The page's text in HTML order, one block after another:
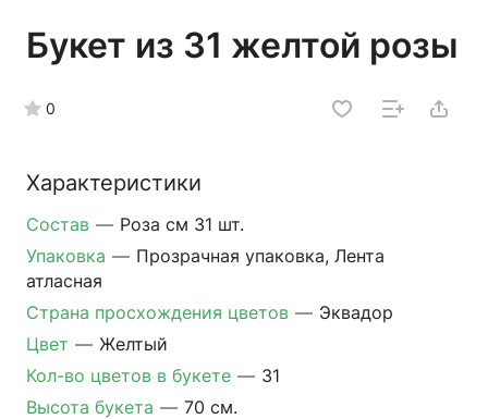
Букет из 31 желтой розы
0
Характеристики
Состав — Роза см 31 шт.
Упаковка — Прозрачная упаковка, Лента
атласная
Страна просхождения цветов — Эквадор
Цвет — Желтый
Кол-во цветов в букете — 31
Высота букета — 70 см.